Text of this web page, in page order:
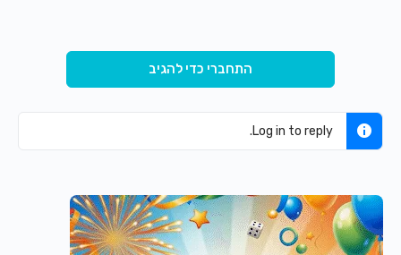
התחברי כדי להגיב
Log in to reply.